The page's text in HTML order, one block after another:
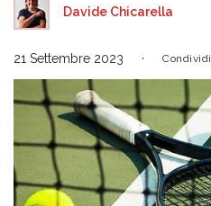
Davide Chicarella
21 Settembre 2023 Condividi